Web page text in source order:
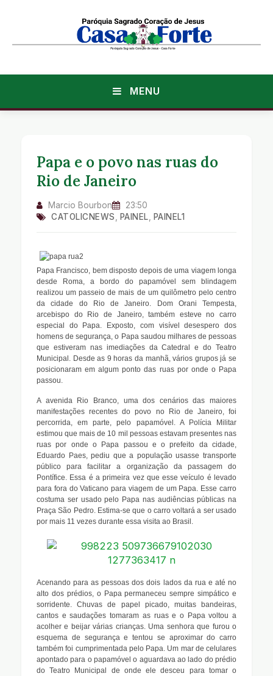
MENU
Papa e o povo nas ruas do
Rio de Janeiro
Marcio Bourbon
23:50
CATOLICNEWS
PAINEL PAINEL1
Papa Francisco, bem disposto depois de uma viagem longa
desde Roma, a bordo do papamóvel sem blindagem
realizou um passeio de mais de um quilômetro pelo centro
da cidade do Rio de Janeiro. Dom Orani Tempesta,
arcebispo do Rio de Janeiro, também esteve no carro
especial do Papa. Exposto, com visível desespero dos
homens de segurança, o Papa saudou milhares de pessoas
que estiveram nas imediações da Catedral e do Teatro
Municipal. Desde as 9 horas da manhã, vários grupos já se
posicionaram em algum ponto das ruas por onde o Papa
passou.
A avenida Rio Branco, uma dos cenários das maiores
manifestações recentes do povo no Rio de Janeiro, foi
percorrida, em parte, pelo papamóvel. A Polícia Militar
estimou que mais de 10 mil pessoas estavam presentes nas
ruas por onde o Papa passou e o prefeito da cidade,
Eduardo Paes, pediu que a população usasse transporte
público para facilitar a organização da passagem do
Pontífice. Essa é a primeira vez que esse veículo é levado
para fora do Vaticano para viagem de um Papa. Esse carro
costuma ser usado pelo Papa nas audiências públicas na
Praça São Pedro. Estima-se que o carro voltará a ser usado
por mais 11 vezes durante essa visita ao Brasil.
Acenando para as pessoas dos dois lados da rua e até no
alto dos prédios, o Papa permaneceu sempre simpático e
sorridente. Chuvas de papel picado, muitas bandeiras,
cantos e saudações tomaram as ruas e o Papa voltou a
acolher e beijar várias crianças. Uma senhora que furou o
esquema de segurança e tentou se aproximar do carro
também foi cumprimentada pelo Papa. Um mar de celulares
apontado para o papamóvel o aguardava ao lado do prédio
do Teatro Municipal de onde ele desceu para tomar o